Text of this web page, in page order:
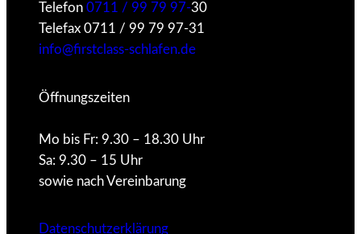
Telefon 0711 / 99 79 97-30
Telefax 0711 / 99 79 97-31
info@firstclass-schlafen.de
Öffnungszeiten
Mo bis Fr: 9.30 – 18.30 Uhr
Sa: 9.30 – 15 Uhr
sowie nach Vereinbarung
Datenschutzerklärung